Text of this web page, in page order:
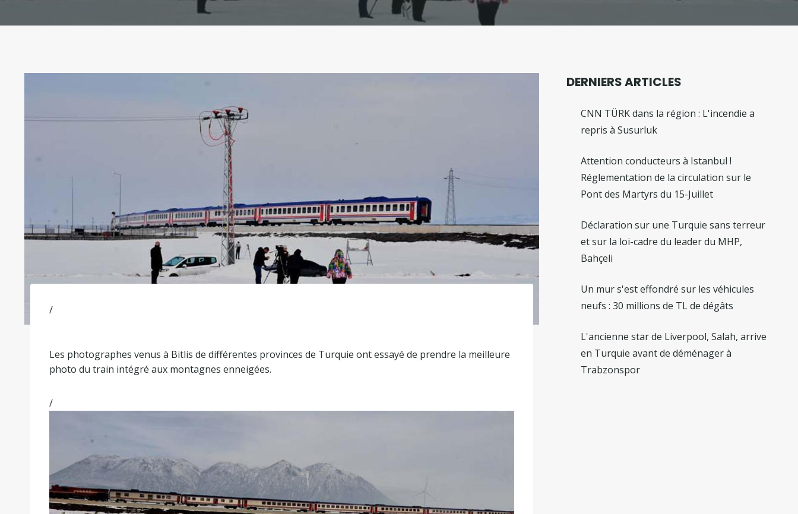
/
Les photographes venus à Bitlis de différentes provinces de Turquie ont essayé de prendre la meilleure
photo du train intégré aux montagnes enneigées.
/
DERNIERS ARTICLES
CNN TÜRK dans la région : L'incendie a
repris à Susurluk
Attention conducteurs à Istanbul !
Réglementation de la circulation sur le
Pont des Martyrs du 15-Juillet
Déclaration sur une Turquie sans terreur
et sur la loi-cadre du leader du MHP,
Bahçeli
Un mur s'est effondré sur les véhicules
neufs : 30 millions de TL de dégâts
L'ancienne star de Liverpool, Salah, arrive
en Turquie avant de déménager à
Trabzonspor